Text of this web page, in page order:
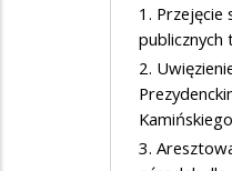
przewraca1. Przejęcie
publicznych
2.
Kamińskiego
3.